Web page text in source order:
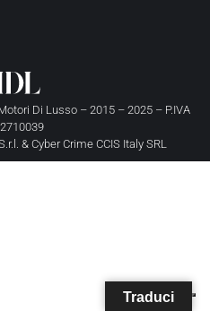
Di Lusso– 2015 – 2025 – P.IVA
& Cyber Crime CCIS Italy SRL
Traduci